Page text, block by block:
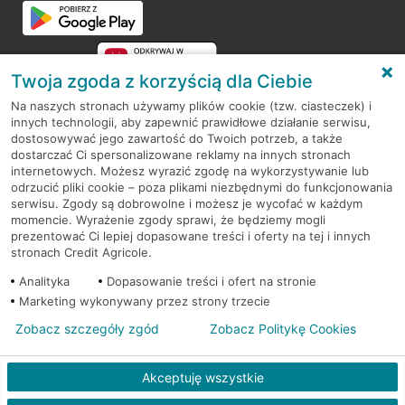
RODO
Regulamin serwisu
Mapa serwisu
PolitykaCookies
© 2026 Credit Agricole Bank Polska S.A. Wszelkie prawa zastrzeżone
Twoja zgoda z korzyścią dla Ciebie
Na naszych stronach używamy plików cookie (tzw. ciasteczek) i
innych technologii, aby zapewnić prawidłowe działanie serwisu,
dostosowywać jego zawartość do Twoich potrzeb, a także
dostarczać Ci spersonalizowane reklamy na innych stronach
internetowych. Możesz wyrazić zgodę na wykorzystywanie lub
odrzucić pliki cookie – poza plikami niezbędnymi do funkcjonowania
serwisu. Zgody są dobrowolne i możesz je wycofać w każdym
momencie. Wyrażenie zgody sprawi, że będziemy mogli
prezentować Ci lepiej dopasowane treści i oferty na tej i innych
stronach Credit Agricole.
Analityka
Dopasowanie treści i ofert na stronie
Marketing wykonywany przez strony trzecie
Akceptuję wszystkie
Zobacz szczegóły zgód Zobacz Politykę Cookies